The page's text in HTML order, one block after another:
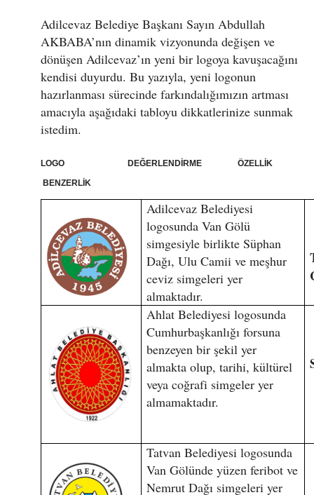
Adilcevaz Belediye Başkanı Sayın Abdullah
AKBABA’nın dinamik vizyonunda değişen ve
dönüşen Adilcevaz’ın yeni bir logoya kavuşacağını
kendisi duyurdu. Bu yazıyla, yeni logonun
hazırlanması sürecinde farkındalığımızın artması
amacıyla aşağıdaki tabloyu dikkatlerinize sunmak
istedim.
LOGO DEĞERLENDİRME ÖZELLİK
BENZERLİK
Adilcevaz Belediyesi
logosunda Van Gölü
simgesiyle birlikte Süphan
Dağı, Ulu Camii ve meşhur
ceviz simgeleri yer
almaktadır.
Ahlat Belediyesi logosunda
Cumhurbaşkanlığı forsuna
benzeyen bir şekil yer
almakta olup, tarihi, kültürel
veya coğrafi simgeler yer
almamaktadır.
Tatvan Belediyesi logosunda
Van Gölünde yüzen feribot ve
Nemrut Dağı simgeleri yer